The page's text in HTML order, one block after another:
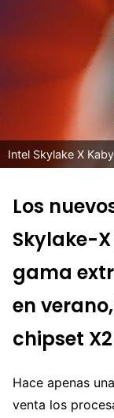
Intel Skylake X
Los
Skylake-
gama
en
chipset
Hace apenas
venta los